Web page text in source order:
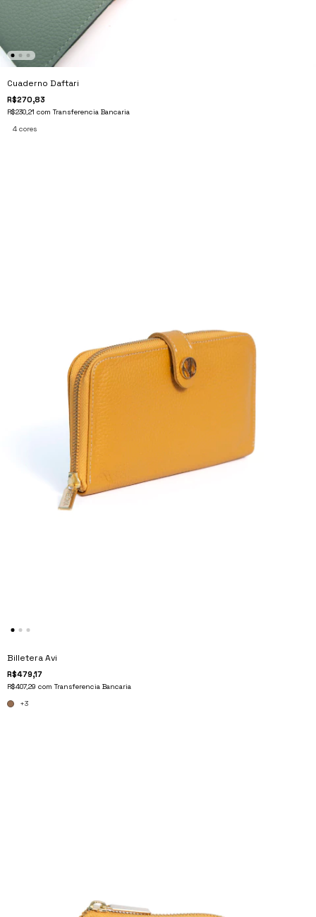
Cuaderno Daftari
R$270,83
R$230,21 com Transferencia Bancaria
4 cores
Billetera Avi
R$479,17
R$407,29 com Transferencia Bancaria
+3